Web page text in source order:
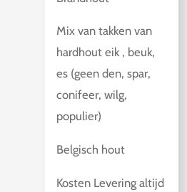
Mix van takken van
hardhout eik , beuk,
es (geen den, spar,
conifeer, wilg,
populier)
Belgisch hout
Kosten Levering altijd